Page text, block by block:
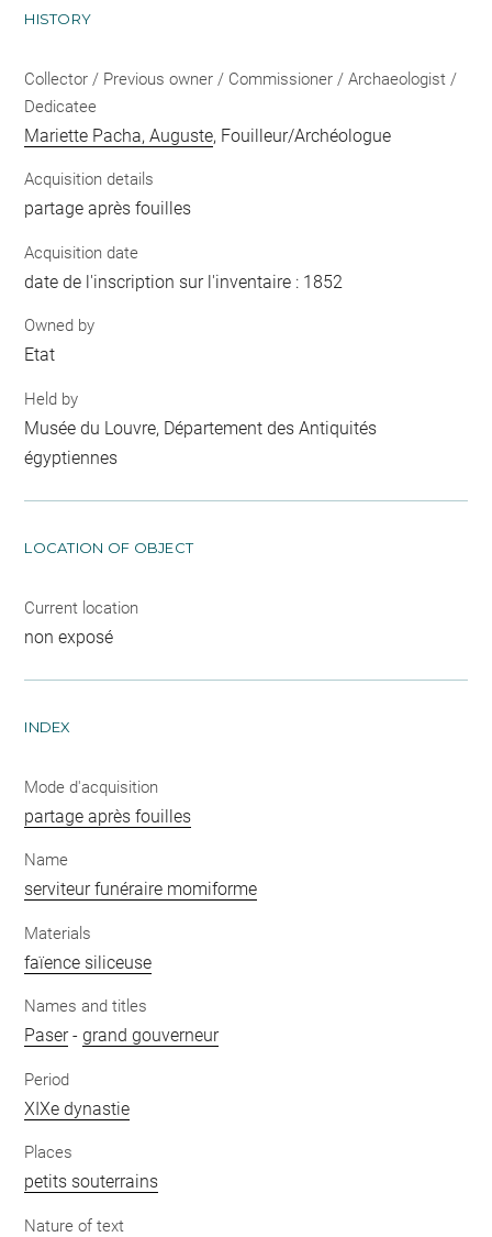
HISTORY
Collector / Previous owner / Commissioner / Archaeologist /
Dedicatee
Mariette Pacha, Auguste, Fouilleur/Archéologue
Acquisition details
partage après fouilles
Acquisition date
date de l'inscription sur l'inventaire : 1852
Owned by
Etat
Held by
Musée du Louvre, Département des Antiquités
égyptiennes
LOCATION OF OBJECT
Current location
non exposé
INDEX
Mode d'acquisition
partage après fouilles
Name
serviteur funéraire momiforme
Materials
faïence siliceuse
Names and titles
Paser-grand gouverneur
Period
XIXe dynastie
Places
petits souterrains
Nature of text